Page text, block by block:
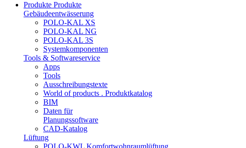
Produkte Produkte
Gebäudeentwässerung
POLO-KAL XS
POLO-KAL NG
POLO-KAL 3S
Systemkomponenten
Tools & Softwareservice
Apps
Tools
Ausschreibungstexte
World of products . Produktkatalog
BIM
Daten für
Planungssoftware
CAD-Katalog
Lüftung